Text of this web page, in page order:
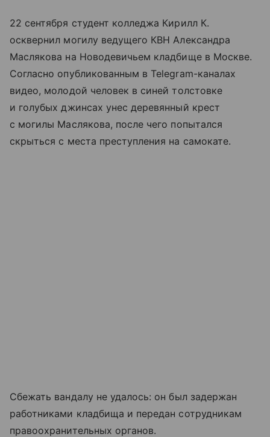
22 сентября студент колледжа Кирилл К.
осквернил могилу ведущего КВН Александра
Маслякова на Новодевичьем кладбище в Москве.
Согласно опубликованным в Telegram-каналах
видео, молодой человек в синей толстовке
и голубых джинсах унес деревянный крест
с могилы Маслякова, после чего попытался
скрыться с места преступления на самокате.
Сбежать вандалу не удалось: он был задержан
работниками кладбища и передан сотрудникам
правоохранительных органов.